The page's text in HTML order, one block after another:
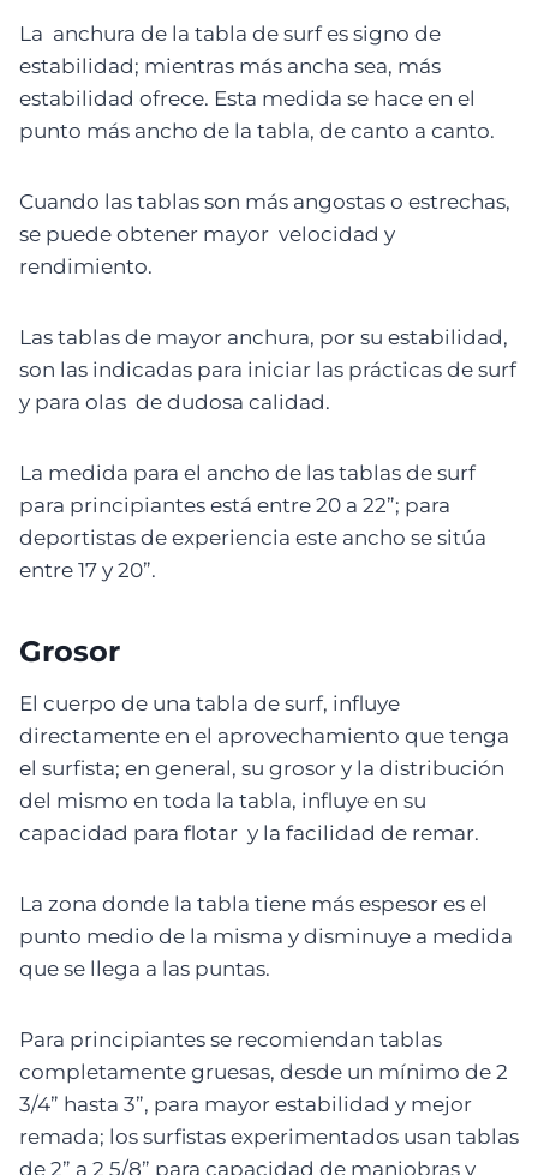
La anchura de la tabla de surf es signo de
estabilidad; mientras más ancha sea, más
estabilidad ofrece. Esta medida se hace en el
punto más ancho de la tabla, de canto a canto.
Cuando las tablas son más angostas o estrechas,
se puede obtener mayor velocidad y
rendimiento.
Las tablas de mayor anchura, por su estabilidad,
son las indicadas para iniciar las prácticas de surf
y para olas de dudosa calidad.
La medida para el ancho de las tablas de surf
para principiantes está entre 20 a 22”; para
deportistas de experiencia este ancho se sitúa
entre 17 y 20”.
Grosor
El cuerpo de una tabla de surf, influye
directamente en el aprovechamiento que tenga
el surfista; en general, su grosor y la distribución
del mismo en toda la tabla, influye en su
capacidad para flotar y la facilidad de remar.
La zona donde la tabla tiene más espesor es el
punto medio de la misma y disminuye a medida
que se llega a las puntas.
Para principiantes se recomiendan tablas
completamente gruesas, desde un mínimo de 2
3/4” hasta 3”, para mayor estabilidad y mejor
remada; los surfistas experimentados usan tablas
de 2” a 2 5/8” para capacidad de maniobras y